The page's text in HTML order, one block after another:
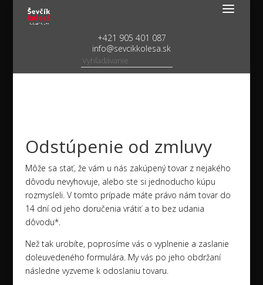
+421 905 401 087
info@sevcikkolesa.sk
Odstúpenie od zmluvy
Môže sa stať, že vám u nás zakúpený tovar z nejakého
dôvodu nevyhovuje, alebo ste si jednoducho kúpu
rozmysleli. V tomto prípade máte právo nám tovar do
14 dní od jeho doručenia vrátiť a to bez udania
dôvodu*.
Než tak urobíte, poprosíme vás o vyplnenie a zaslanie
doleuvedeného formulára. My vás po jeho obdržaní
následne vyzveme k odoslaniu tovaru.